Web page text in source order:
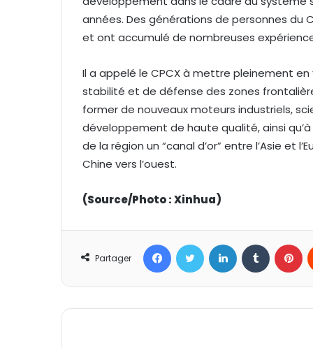
années. Des générations de personnes du
et ont accumulé de nombreuses
Il a appelé le CPCX à mettre pleinement
stabilité et de défense des zones
former de nouveaux moteurs industriels,
développement de haute qualité, ainsi
de la région un “canal d’or” entre l’Asie et
Chine vers l’ouest.
(Source/Photo : Xinhua)
Partager